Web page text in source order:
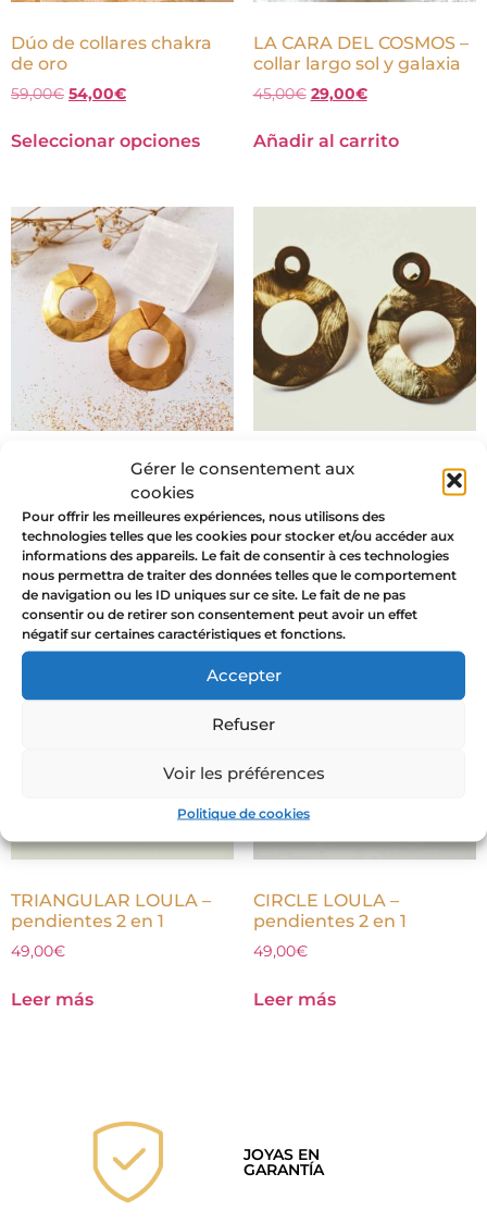
Gérer le consentement aux
cookies
Pour offrir les meilleures expériences, nous utilisons des
technologies telles que les cookies pour stocker et/ou accéder aux
informations des appareils. Le fait de consentir à ces technologies
nous permettra de traiter des données telles que le comportement
de navigation ou les ID uniques sur ce site. Le fait de ne pas
consentir ou de retirer son consentement peut avoir un effet
négatif sur certaines caractéristiques et fonctions.
Accepter
Refuser
Voir les préférences
Politique de cookies
Dúo de collares chakra
de oro
59,00€ 54,00€
Seleccionar opciones
LA CARA DEL COSMOS –
collar largo sol y galaxia
45,00€ 29,00€
Añadir al carrito
TRIANGULAR MONA –
pendientes 2 en 1
49,00 €
Leer más
CIRCLE MONA –
49,00€
Leer más
TRIANGULAR LOULA –
pendientes 2 en 1
49,00€
Leer más
CIRCLE LOULA –
pendientes 2 en 1
49,00€
Leer más
JOYAS EN
GARANTÍA